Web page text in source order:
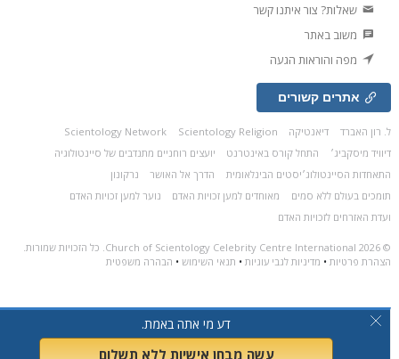
דע מי אתה באמת.
עשה מבחן אישיות ללא תשלום
שאלות? צור איתנו קשר
משוב באתר
מפה והוראות הגעה
אתרים קשורים
ל. רון האברד דיאנטיקה Scientology Network
Scientology Religion
דיוויד מיסקביג׳
התחל קורס באינטרנט
יועצים רוחניים מתנדבים של סיינטולוגיה
התאחדות הסיינטולוג׳יסטים הבינלאומית
הדרך אל האושר
נרקונון
תומכים בעולם ללא סמים
מאוחדים למען זכויות האדם
נוער למען זכויות האדם
ועדת האזרחים לזכויות האדם
© 2026
Church of Scientology Celebrity Centre International. כל הזכויות שמורות.
הצהרת פרטיות• מדיניות לגבי עוגיות• תנאי השימוש• הבהרה משפטית